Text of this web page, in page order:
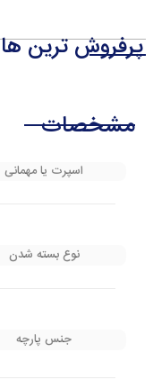
پرفروش ترین ها
مشخصات
اسپرت یا مهمانی
نوع بسته شدن
جنس پارچه